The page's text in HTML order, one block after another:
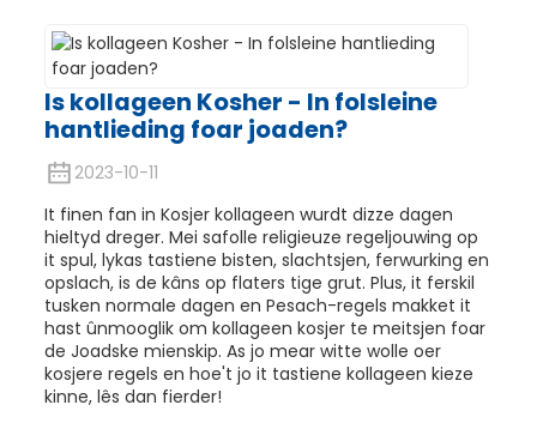
Is kollageen Kosher - In folsleine
hantlieding foar joaden?
2023-10-11
It finen fan in Kosjer kollageen wurdt dizze dagen
hieltyd dreger. Mei safolle religieuze regeljouwing op
it spul, lykas tastiene bisten, slachtsjen, ferwurking en
opslach, is de kâns op flaters tige grut. Plus, it ferskil
tusken normale dagen en Pesach-regels makket it
hast ûnmooglik om kollageen kosjer te meitsjen foar
de Joadske mienskip. As jo ​​mear witte wolle oer
kosjere regels en hoe't jo it tastiene kollageen kieze
kinne, lês dan fierder!